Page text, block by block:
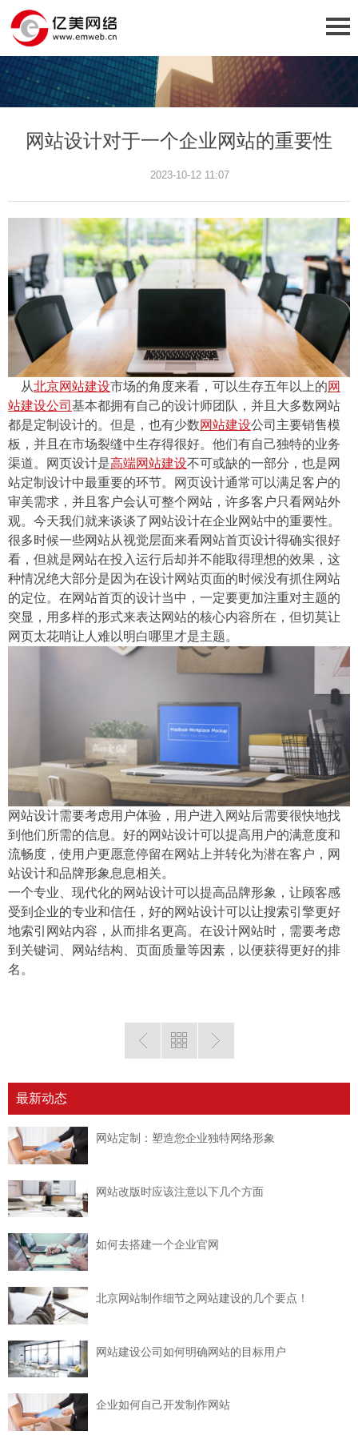
网站设计对于一个企业网站的重要性
2023-10-12 11:07
从北京网站建设市场的角度来看，可以生存五年以上的网
站建设公司 基本都拥有自己的设计师团队，并且大多数网站
都是定制设计的。但是，也有少数网站建设公司主要销售模
板，并且在市场裂缝中生存得很好。他们有自己独特的业务
渠道。网页设计是高端网站建设不可或缺的一部分，也是网
站定制设计中最重要的环节。网页设计通常可以满足客户的
审美需求，并且客户会认可整个网站，许多客户只看网站外
观。今天我们就来谈谈了网站设计在企业网站中的重要性。
很多时候一些网站从视觉层面来看网站首页设计得确实很好
看，但就是网站在投入运行后却并不能取得理想的效果，这
种情况绝大部分是因为在设计网站页面的时候没有抓住网站
的定位。在网站首页的设计当中，一定要更加注重对主题的
突显，用多样的形式来表达网站的核心内容所在，但切莫让
网页太花哨让人难以明白哪里才是主题。
网站设计需要考虑用户体验，用户进入网站后需要很快地找
到他们所需的信息。好的网站设计可以提高用户的满意度和
流畅度，使用户更愿意停留在网站上并转化为潜在客户，网
站设计和品牌形象息息相关。
一个专业、现代化的网站设计可以提高品牌形象，让顾客感
受到企业的专业和信任，好的网站设计可以让搜索引擎更好
地索引网站内容，从而排名更高。在设计网站时，需要考虑
到关键词、网站结构、页面质量等因素，以便获得更好的排
名。
最新动态
网站定制：塑造您企业独特网络形象
网站改版时应该注意以下几个方面
如何去搭建一个企业官网
北京网站制作细节之网站建设的几个要点！
网站建设公司如何明确网站的目标用户
企业如何自己开发制作网站